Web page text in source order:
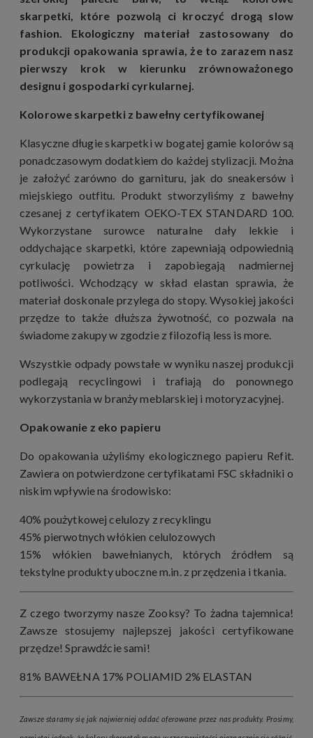
skarpetki, które pozwolą ci kroczyć drogą slow
fashion. Ekologiczny materiał zastosowany do
produkcji opakowania sprawia, że to zarazem nasz
pierwszy krok w kierunku zrównoważonego
designu i gospodarki cyrkularnej.
Kolorowe skarpetki z bawełny certyfikowanej
Klasyczne długie skarpetki w bogatej gamie kolorów są
ponadczasowym dodatkiem do każdej stylizacji. Można
je założyć zarówno do garnituru, jak do sneakersów i
miejskiego outfitu. Produkt stworzyliśmy z bawełny
czesanej z certyfikatem OEKO-TEX STANDARD 100.
Wykorzystane surowce naturalne dały lekkie i
oddychające skarpetki, które zapewniają odpowiednią
cyrkulację powietrza i zapobiegają nadmiernej
potliwości. Wchodzący w skład elastan sprawia, że
materiał doskonale przylega do stopy. Wysokiej jakości
przędze to także dłuższa żywotność, co pozwala na
świadome zakupy w zgodzie z filozofią less is more.
Wszystkie odpady powstałe w wyniku naszej produkcji
podlegają recyclingowi i trafiają do ponownego
wykorzystania w branży meblarskiej i motoryzacyjnej.
Opakowanie z eko papieru
Do opakowania użyliśmy ekologicznego papieru Refit.
Zawiera on potwierdzone certyfikatami FSC składniki o
niskim wpływie na środowisko:
40% poużytkowej celulozy z recyklingu
45% pierwotnych włókien celulozowych
15% włókien bawełnianych, których źródłem są
tekstylne produkty uboczne m.in. z przędzenia i tkania.
Z czego tworzymy nasze Zooksy? To żadna tajemnica!
Zawsze stosujemy najlepszej jakości certyfikowane
przędze! Sprawdźcie sami!
81% BAWEŁNA 17% POLIAMID 2% ELASTAN
Zawsze staramy się jak najwierniej oddać oferowane przez nas produkty. Prosimy,